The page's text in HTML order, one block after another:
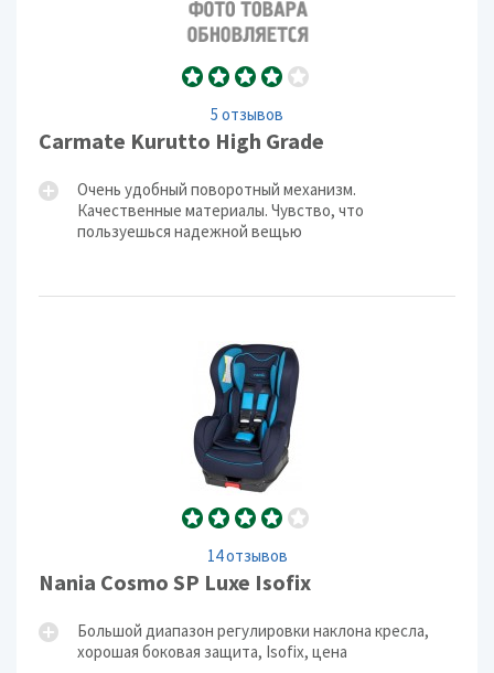
5 отзывов
Carmate Kurutto High Grade
Очень удобный поворотный механизм.
Качественные материалы. Чувство, что
пользуешься надежной вещью
14 отзывов
Nania Cosmo SP Luxe Isofix
Большой диапазон регулировки наклона кресла,
хорошая боковая защита, Isofix, цена